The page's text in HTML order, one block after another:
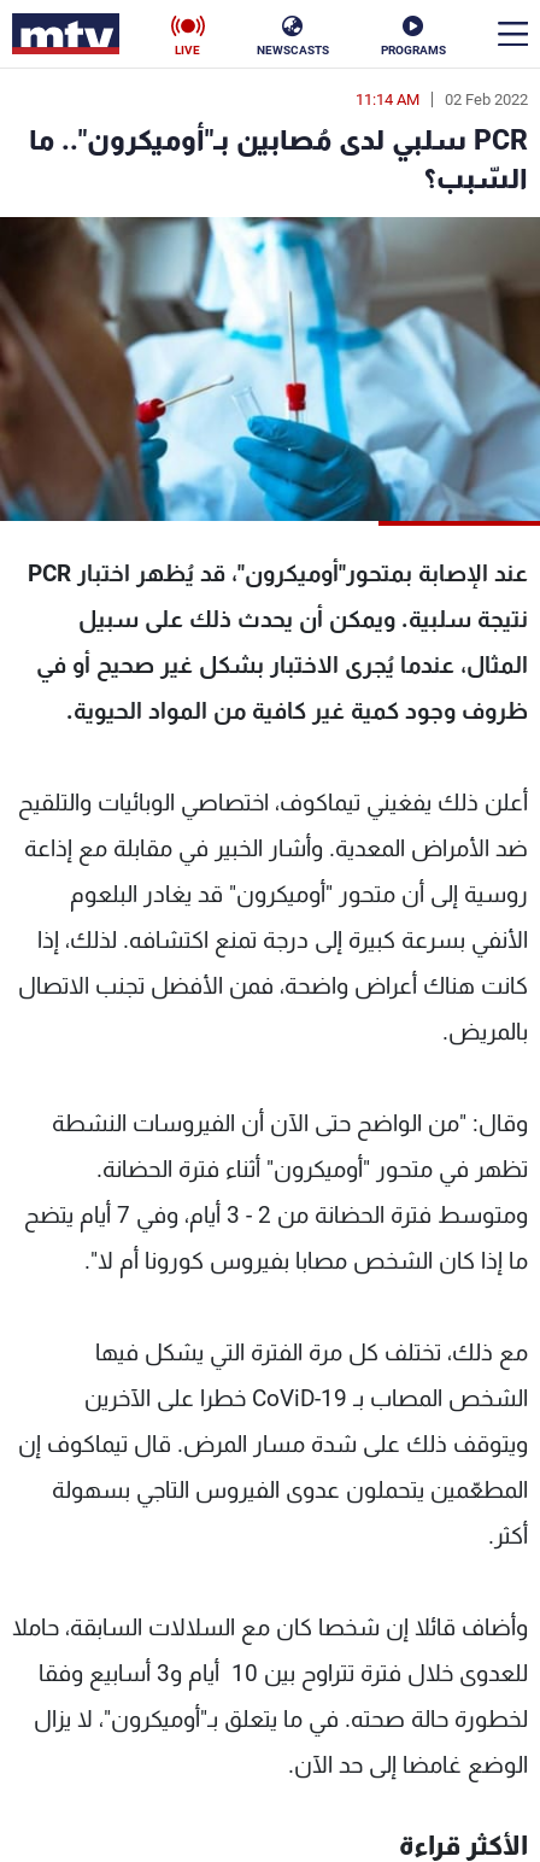
PROGRAMS
NEWSCASTS
LIVE
02 Feb 2022
11:14 AM
PCR سلبي لدى مُصابين بـ"أوميكرون".. ما
السّبب؟
عند الإصابة بمتحور"أوميكرون"، قد يُظهر اختبار PCR
نتيجة سلبية. ويمكن أن يحدث ذلك على سبيل
المثال، عندما يُجرى الاختبار بشكل غير صحيح أو في
ظروف وجود كمية غير كافية من المواد الحيوية.
أعلن ذلك يفغيني تيماكوف، اختصاصي الوبائيات والتلقيح
ضد الأمراض المعدية. وأشار الخبير في مقابلة مع إذاعة
روسية إلى أن متحور "أوميكرون" قد يغادر البلعوم
الأنفي بسرعة كبيرة إلى درجة تمنع اكتشافه. لذلك، إذا
كانت هناك أعراض واضحة، فمن الأفضل تجنب الاتصال
بالمريض.
وقال: "من الواضح حتى الآن أن الفيروسات النشطة
تظهر في متحور "أوميكرون" أثناء فترة الحضانة.
ومتوسط فترة الحضانة من 2 - 3 أيام، وفي 7 أيام يتضح
ما إذا كان الشخص مصابا بفيروس كورونا أم لا".
مع ذلك، تختلف كل مرة الفترة التي يشكل فيها
الشخص المصاب بـ CoViD-19 خطرا على الآخرين
ويتوقف ذلك على شدة مسار المرض. قال تيماكوف إن
المطعّمين يتحملون عدوى الفيروس التاجي بسهولة
أكثر.
وأضاف قائلا إن شخصا كان مع السلالات السابقة، حاملا
للعدوى خلال فترة تتراوح بين 10 أيام و3 أسابيع وفقا
لخطورة حالة صحته. في ما يتعلق بـ"أوميكرون"، لا يزال
الوضع غامضا إلى حد الآن.
الأكثر قراءة
en
الأخبار
سياسة ناس
إقتصاد فن
منوعات رياضة
كأس العالم
البرامج
شاهد البرامج
عن MTV
الإنـتـاج
لاعلاناتكم
وظائف
تواصل معنا
شروط الإسـتخدام